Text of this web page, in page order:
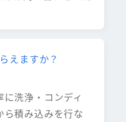
えますか？
洗浄・コンディ
ら積み込みを行な